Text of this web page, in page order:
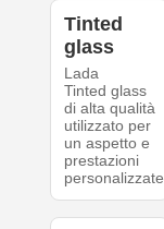
Tinted
glass
Lada
Tinted glass
di alta qualità
utilizzato per
un aspetto e
prestazioni
personalizzate.